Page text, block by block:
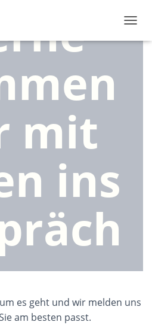
A
mit
ins
es geht und wir melden uns
am besten passt.